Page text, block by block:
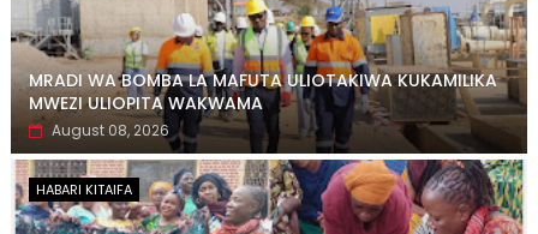
MRADI WA BOMBA LA MAFUTA ULIOTAKIWA KUKAMILIKA
MWEZI ULIOPITA WAKWAMA
August 08, 2026
HABARI KITAIFA